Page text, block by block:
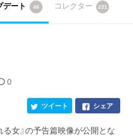
デート 46 コレクター 221
0
シェア
ツイート
女』の予告篇映像が公開とな